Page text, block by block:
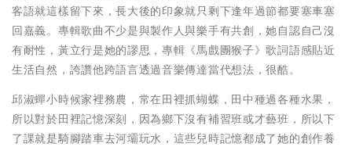
客語就這樣留下來，長大後的印象就只剩下逢年過節都要塞車塞
回嘉義。專輯歌曲不少是與製作人與樂手有共創，她自認自己沒
有耐性，黃立行是她的謬思，專輯《馬戲團猴子》歌詞語感貼近
生活自然，誇讚他跨語言透過音樂傳達當代想法，很酷。
邱淑蟬小時候家裡務農，常在田裡抓蝴蝶，田中種過各種水果，
所以對於田裡記憶深刻，因為鄉下沒有補習班或才藝班，所以下
了課就是騎腳踏車去河壩玩水，這些兒時記憶都成了她的創作養